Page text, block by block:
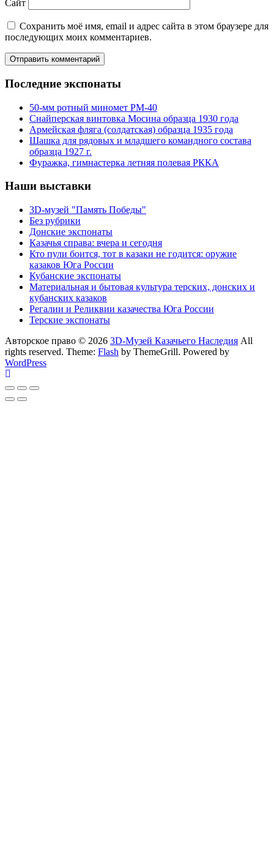
Сайт
Сохранить моё имя, email и адрес сайта в этом браузере для
последующих моих комментариев.
Последние экспонаты
50-мм ротный миномет РМ-40
Снайперская винтовка Мосина образца 1930 года
Армейская фляга (солдатская) образца 1935 года
Шашка для рядовых и младшего командного состава
образца 1927 г.
Фуражка, гимнастерка летняя полевая РККА
Наши выставки
3D-музей "Память Победы"
Без рубрики
Донские экспонаты
Казачья справа: вчера и сегодня
Кто пули боится, тот в казаки не годится: оружие
казаков Юга России
Кубанские экспонаты
Материальная и бытовая культура терских, донских и
кубанских казаков
Регалии и Реликвии казачества Юга России
Терские экспонаты
Авторское право © 2026 3D-Музей Казачьего Наследия All
rights reserved. Theme: Flash by ThemeGrill. Powered by
WordPress